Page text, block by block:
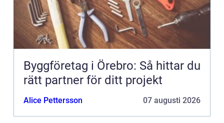
Byggföretag i Örebro: Så hittar du
rätt partner för ditt projekt
Alice Pettersson 07 augusti 2026